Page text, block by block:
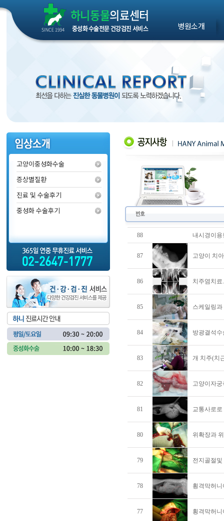
병원소개
고양이중성화수술
증상별질환
진료 및 수술후기
중성화 수술후기
88 내시경이용
87 고양이 치
86 치주염치료
85 스케일링
84 방광결석
83 개 치주(치
82 고양이자
81 교통사로
80 위확장과
79 전지골절
78 횡격막허
77 횡격막허